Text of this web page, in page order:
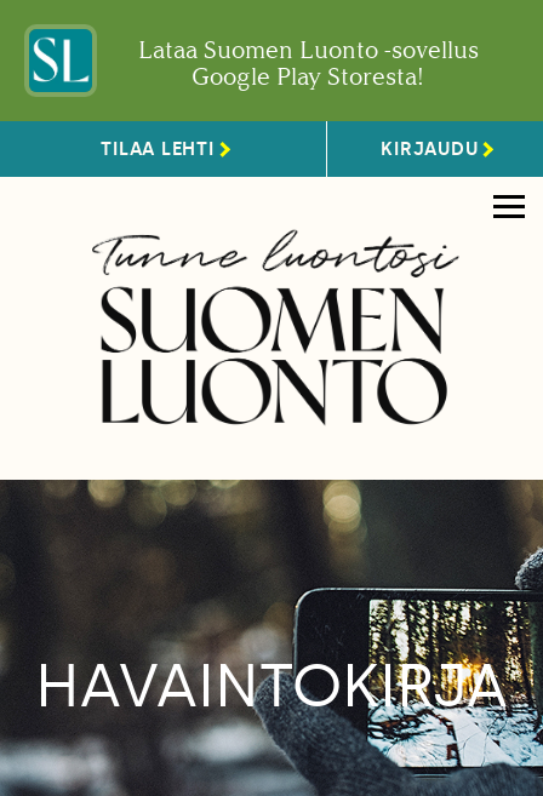
Lataa Suomen Luonto -sovellus
Google Play Storesta!
TILAA LEHTI KIRJAUDU
HAVAINTOKIRJA